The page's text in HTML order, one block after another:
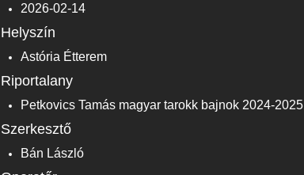
2026-02-14
Helyszín
Astória Étterem
Riportalany
Petkovics Tamás magyar tarokk bajnok 2024-2025
Szerkesztő
Bán László